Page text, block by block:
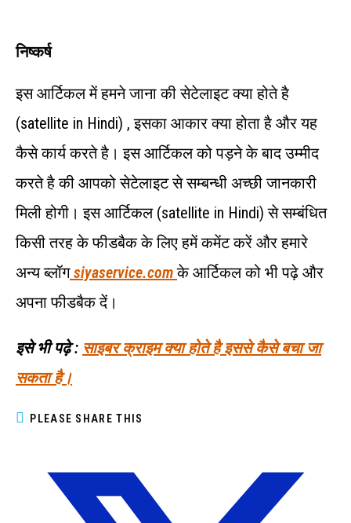
निष्कर्ष
इस आर्टिकल में हमने जाना की सेटेलाइट क्या होते है
(satellite in Hindi) , इसका आकार क्या होता है और यह
कैसे कार्य करते है। इस आर्टिकल को पड़ने के बाद उम्मीद
करते है की आपको सेटेलाइट से सम्बन्धी अच्छी जानकारी
मिली होगी। इस आर्टिकल (satellite in Hindi) से सम्बंधित
किसी तरह के फीडबैक के लिए हमें कमेंट करें और हमारे
अन्य ब्लॉगsiyaservice.comके आर्टिकल को भी पढ़े और
अपना फीडबैक दें।
इसे भी पढ़े : साइबर क्राइम क्या होते है इससे कैसे बचा जा
सकता है।
PLEASE SHARE THIS